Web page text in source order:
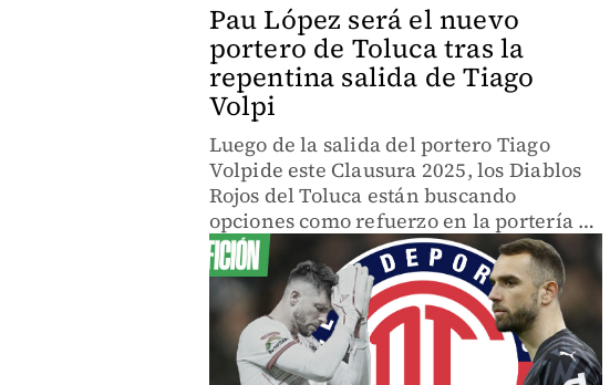
Pau López será el nuevo
portero de Toluca tras la
repentina salida de Tiago
Volpi
Luego de la salida del portero Tiago
Volpide este Clausura 2025, los Diablos
Rojos del Toluca están buscando
opciones como refuerzo en la portería y
uno de los candidatos que podría
cerrarse en las próximas horas es el
español Pau López.